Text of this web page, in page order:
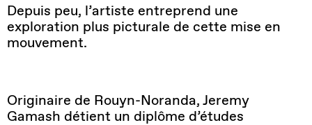
Depuis peu, l’artiste entreprend une
exploration plus picturale de cette mise en
mouvement.
Originaire de Rouyn-Noranda, Jeremy
Gamash détient un diplôme d’études